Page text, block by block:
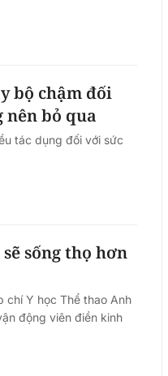
bộ chậm đối
nên bỏ qua
tác dụng đối với sức
sống thọ hơn
Y học Thể thao Anh
động viên điền kinh